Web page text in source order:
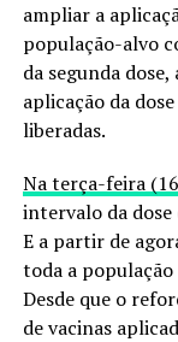
ampliar a
população-alvo
da segunda
aplicação da
liberadas.
Na terça-feira
intervalo da
E a partir de
toda a população
Desde que o
de vacinas